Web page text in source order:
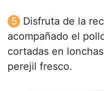
Disfruta de la
acompañado el
cortadas en
perejil fresco.